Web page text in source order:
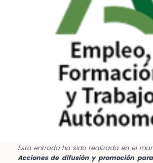
Esta entrada ha sido realizada en el
Acciones de difusión y promoción